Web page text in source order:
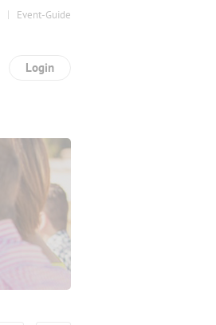
Event-Guide
Login